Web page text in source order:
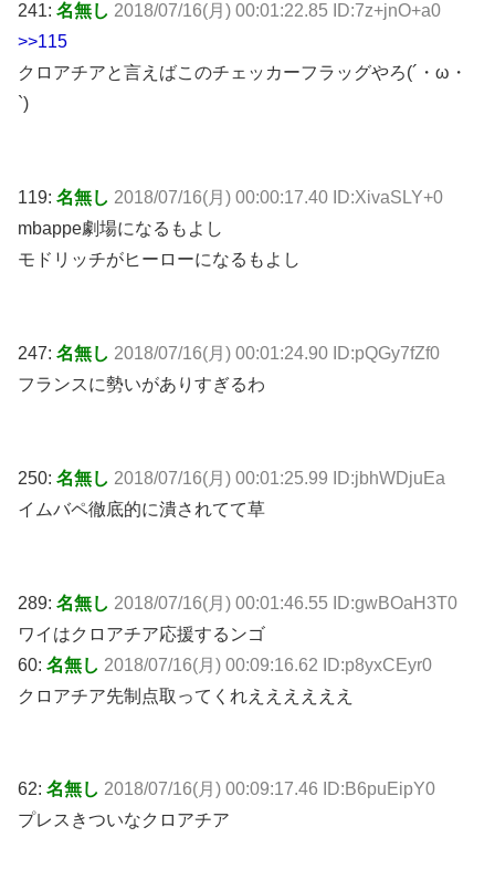
241: 名無し 2018/07/16(月) 00:01:22.85 ID:7z+jnO+a0
>>115
クロアチアと言えばこのチェッカーフラッグやろ(´・ω・
`)
119: 名無し 2018/07/16(月) 00:00:17.40 ID:XivaSLY+0
mbappe劇場になるもよし
モドリッチがヒーローになるもよし
247: 名無し 2018/07/16(月) 00:01:24.90 ID:pQGy7fZf0
フランスに勢いがありすぎるわ
250: 名無し 2018/07/16(月) 00:01:25.99 ID:jbhWDjuEa
イムバペ徹底的に潰されてて草
289: 名無し 2018/07/16(月) 00:01:46.55 ID:gwBOaH3T0
ワイはクロアチア応援するンゴ
60: 名無し 2018/07/16(月) 00:09:16.62 ID:p8yxCEyr0
クロアチア先制点取ってくれええええええ
62: 名無し 2018/07/16(月) 00:09:17.46 ID:B6puEipY0
プレスきついなクロアチア